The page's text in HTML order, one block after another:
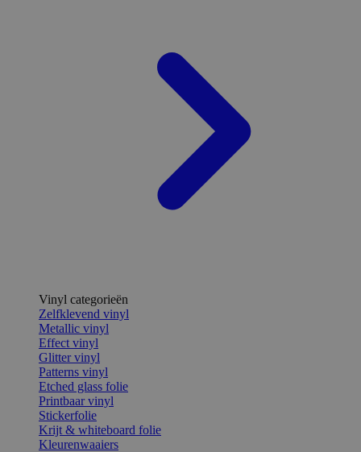
Vinyl categorieën
Zelfklevend vinyl
Metallic vinyl
Effect vinyl
Glitter vinyl
Patterns vinyl
Etched glass folie
Printbaar vinyl
Stickerfolie
Krijt & whiteboard folie
Kleurenwaaiers